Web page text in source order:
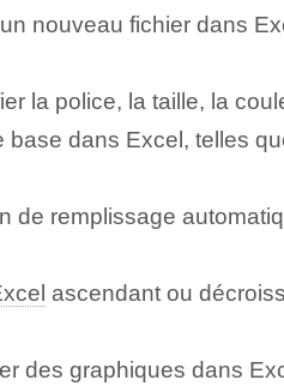
nouveau fichier dans
la police, la taille, la
dans Excel, telles
de remplissage
ascendant ou
des graphiques dans